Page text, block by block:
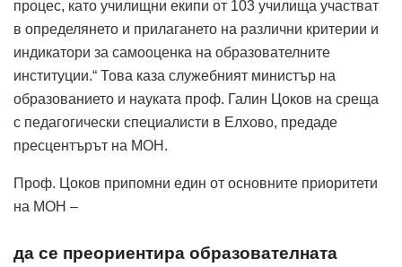
процес, като училищни екипи от 103 училища участват
в определянето и прилагането на различни критерии и
индикатори за самооценка на образователните
институции.“ Това каза служебният министър на
образованието и науката проф. Галин Цоков на среща
с педагогически специалисти в Елхово, предаде
пресцентърът на МОН.
Проф. Цоков припомни един от основните приоритети
на МОН –
да се преориентира образователната